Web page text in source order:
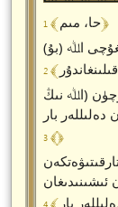
حا، مىم﴾ 1 ﴿
(بۇ) كىتاب غالىب، ھېكمەت بىلەن ئىش قىلغۇچى اﷲ
(اﷲ نىڭ
بار
﴾ 3 ﴿
ئىشىنىدىغان
بار